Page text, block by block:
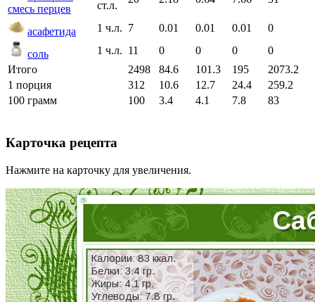
смесь перцев
ст.л.
асафетида 1 ч.л. 7 0.01 0.01 0.01 0
соль 1 ч.л. 11 0 0 0
0
Итого
2498 84.6 101.3 195
2073.2
1 порция
312 10.6 12.7 24.4
259.2
100 грамм
100 3.4 4.1 7.8 83
Карточка рецепта
Нажмите на карточку для увеличения.